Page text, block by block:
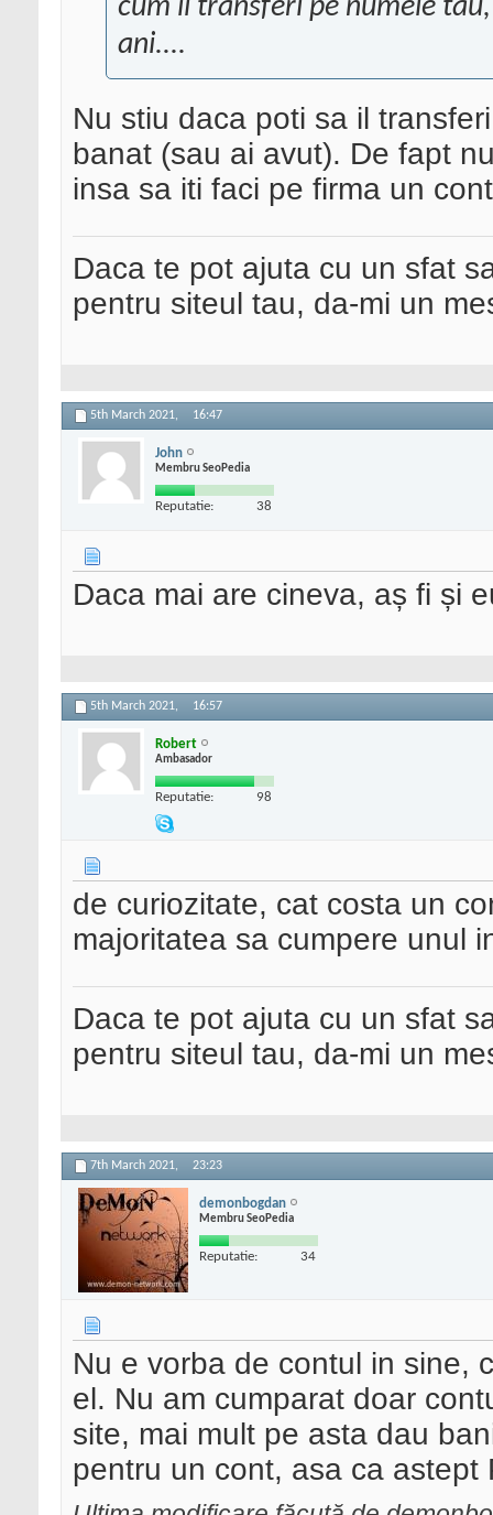
cum il transferi pe numele
ani....
Nu stiu daca poti sa il
banat (sau ai avut). De fapt
insa sa iti faci pe firma un
Daca te pot ajuta cu un sfat
pentru siteul tau, da-mi un
5th March 2021, 16:47
John
Membru SeoPedia
Reputatie: 38
Daca mai are cineva, aș fi și
5th March 2021, 16:57
Robert
Ambasador
Reputatie: 98
de curiozitate, cat costa un
majoritatea sa cumpere unul
Daca te pot ajuta cu un sfat
pentru siteul tau, da-mi un
7th March 2021, 23:23
demonbogdan
Membru SeoPedia
Reputatie: 34
Nu e vorba de contul in sine,
el. Nu am cumparat doar
site, mai mult pe asta dau
pentru un cont, asa ca